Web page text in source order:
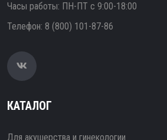
Часы работы: ПН-ПТ с 9:00-18:00
Телефон: 8 (800) 101-87-86
КАТАЛОГ
Для акушерства и гинекологии